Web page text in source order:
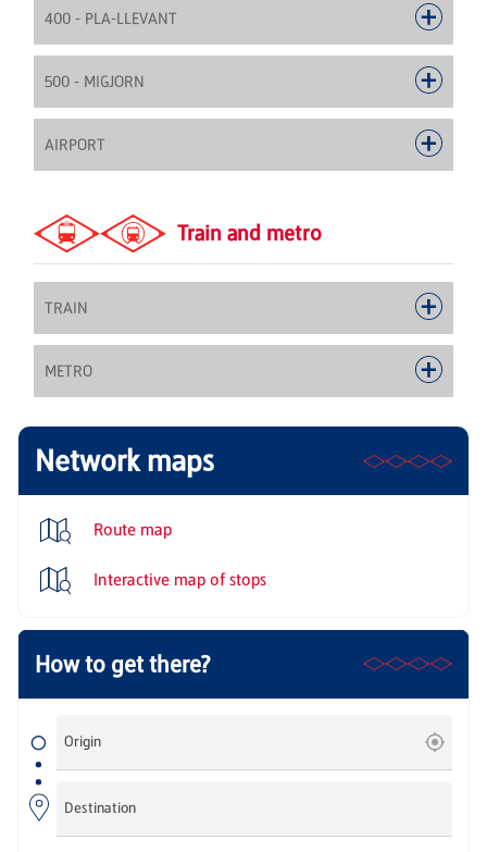
400 - PLA-LLEVANT
500 - MIGJORN
AIRPORT
Train and metro
TRAIN
METRO
Network maps
Route map
Interactive map of stops